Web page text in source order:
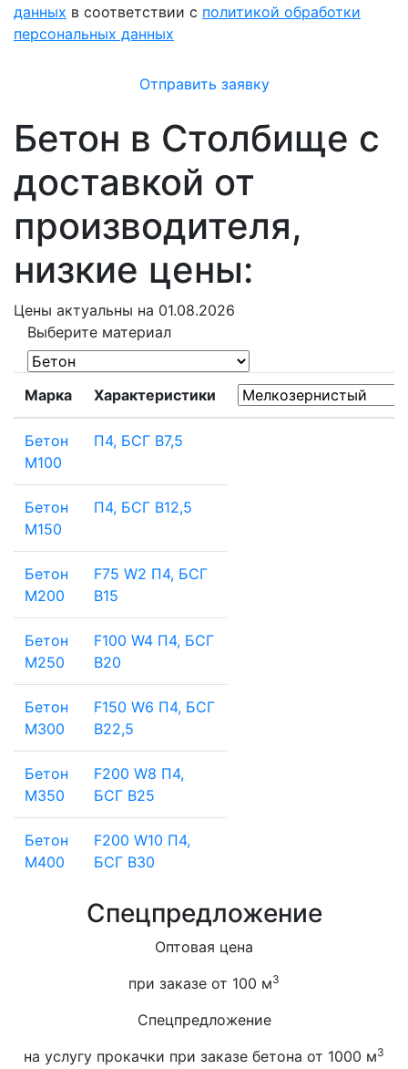
данных в соответствии с политикой обработки
персональных данных
Отправить заявку
Бетон в Столбище с
доставкой от
производителя,
низкие цены:
Цены актуальны на 01.08.2026
Выберите материал
Марка Характеристики
Бетон
М100
П4, БСГ В7,5
Бетон
М150
П4, БСГ В12,5
Бетон
М200
F75 W2 П4, БСГ
В15
Бетон
М250
F100 W4 П4, БСГ
В20
Бетон
М300
F150 W6 П4, БСГ
В22,5
Бетон
М350
F200 W8 П4,
БСГ В25
Бетон
М400
F200 W10 П4,
БСГ В30
Спецпредложение
Оптовая цена
при заказе от 100 м3
Спецпредложение
на услугу прокачки при заказе бетона от 1000 м3